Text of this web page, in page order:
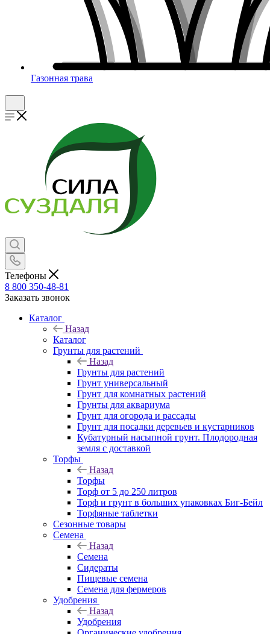
Газонная трава
Телефоны
8 800 350-48-81
Заказать звонок
Каталог
Назад
Каталог
Грунты для растений
Назад
Грунты для растений
Грунт универсальный
Грунт для комнатных растений
Грунты для аквариума
Грунт для огорода и рассады
Грунт для посадки деревьев и кустарников
Кубатурный насыпной грунт. Плодородная
земля с доставкой
Торфы
Назад
Торфы
Торф от 5 до 250 литров
Торф и грунт в больших упаковках Биг-Бейл
Торфяные таблетки
Сезонные товары
Семена
Назад
Семена
Сидераты
Пищевые семена
Семена для фермеров
Удобрения
Назад
Удобрения